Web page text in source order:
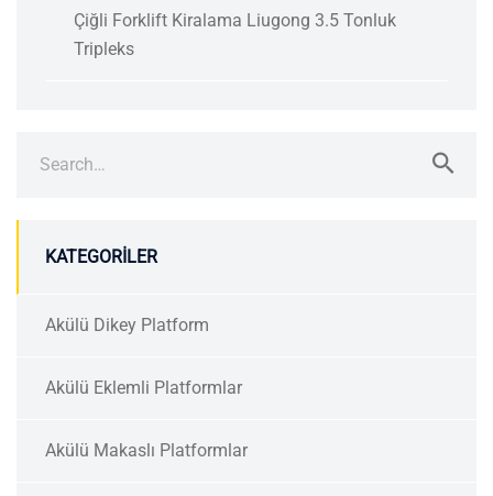
Çiğli Forklift Kiralama Liugong 3.5 Tonluk
Tripleks
for:
KATEGORILER
Akülü Dikey Platform
Akülü Eklemli Platformlar
Akülü Makaslı Platformlar